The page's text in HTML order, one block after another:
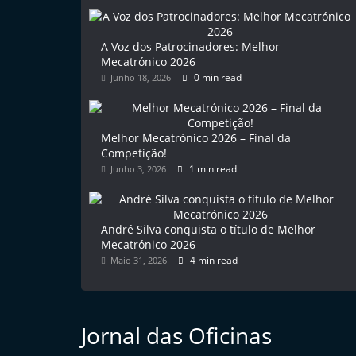
A Voz dos Patrocinadores: Melhor
Mecatrónico 2026
Junho 18, 2026 0 min read
Melhor Mecatrónico 2026 – Final da
Competição!
Junho 3, 2026 1 min read
André Silva conquista o título de Melhor
Mecatrónico 2026
Maio 31, 2026 4 min read
Jornal das Oficinas